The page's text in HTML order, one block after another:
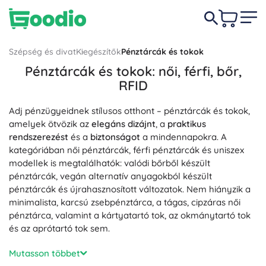
Szépség és divatKiegészítőkPénztárcák és tokok
Pénztárcák és tokok: női, férfi, bőr,
RFID
Adj pénzügyeidnek stílusos otthont – pénztárcák és tokok,
amelyek ötvözik az elegáns dizájnt, a praktikus
rendszerezést és a biztonságot a mindennapokra. A
kategóriában női pénztárcák, férfi pénztárcák és uniszex
modellek is megtalálhatók: valódi bőrből készült
pénztárcák, vegán alternatív anyagokból készült
pénztárcák és újrahasznosított változatok. Nem hiányzik a
minimalista, karcsú zsebpénztárca, a tágas, cipzáras női
pénztárca, valamint a kártyatartó tok, az okmánytartó tok
és az aprótartó tok sem.
Átgondolt belső elrendezés biztosít rekeszeket
bankjegyeknek, hitelkártyáknak és okmányoknak, átlátszó
Mutasson többet